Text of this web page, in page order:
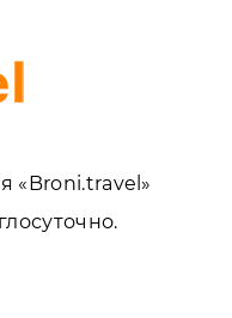
«Broni.travel»